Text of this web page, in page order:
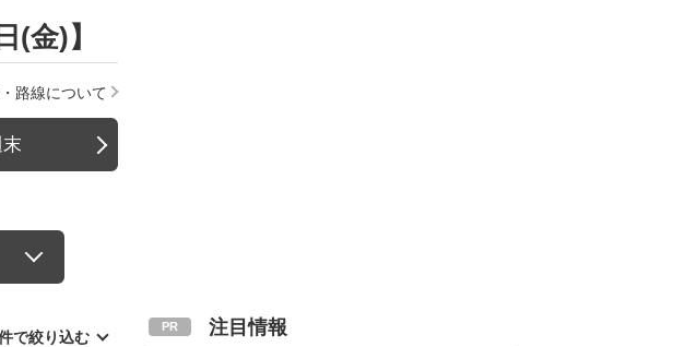
金)】
路線について
で絞り込む 注目情報